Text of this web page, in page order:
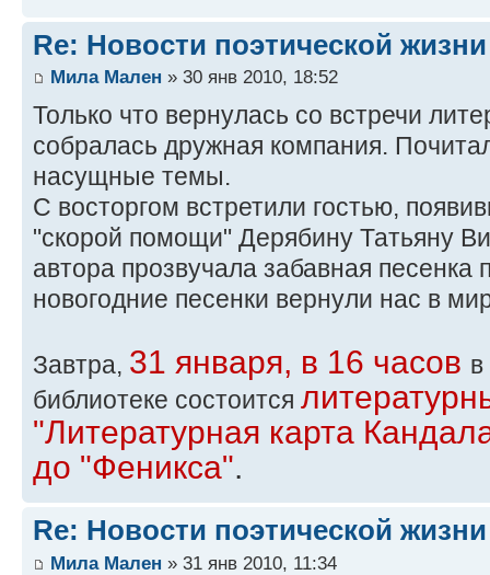
Re: Новости поэтической жизни
Мила Мален » 30 янв 2010, 18:52
Только что вернулась со встречи
собралась дружная компания.
насущные темы.
С восторгом встретили гостью,
"скорой помощи" Дерябину Татьяну
автора прозвучала забавная песенка
новогодние песенки вернули нас в
Завтра, 31 января, в 16 часов в
библиотеке состоится
"Литературная карта
до "Феникса".
Re: Новости поэтической жизни
Мила Мален » 31 янв 2010, 11:34